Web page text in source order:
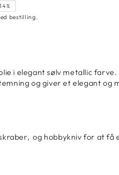
bestilling.
i elegant sølv metallic
og giver et elegant og
og hobbykniv for at få